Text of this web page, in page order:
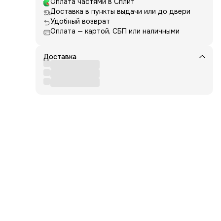
Доставка в пункты выдачи или до двери
Удобный возврат
Оплата — картой, СБП или наличными
Доставка